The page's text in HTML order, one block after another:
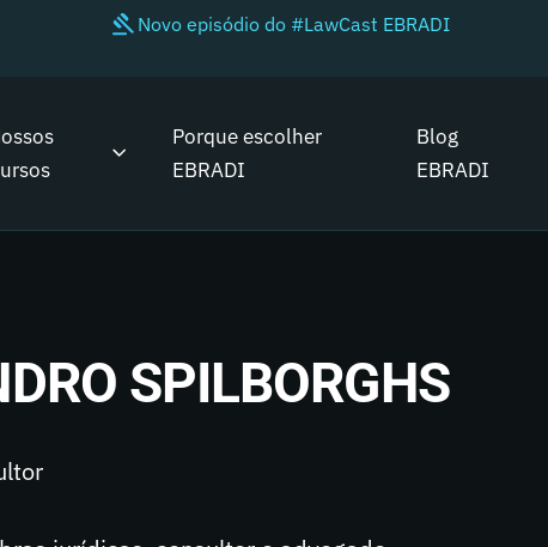
Novo episódio do #LawCast EBRADI
Porque escolher
EBRADI
Blog
EBRADI
SPILBORGHS